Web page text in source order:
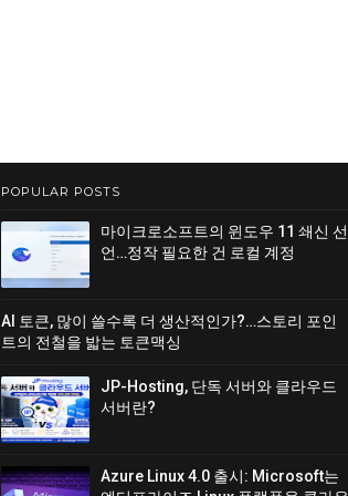
POPULAR POSTS
마이크로소프트의 윈도우 11 쇄신 선
언…정작 필요한 건 로컬 계정
AI 토큰, 많이 쓸수록 더 생산적인가?…스토리 포인
트의 전철을 밟는 토큰맥싱
JP-Hosting, 단독 서버와 클라우드
서버란?
Azure Linux 4.0 출시: Microsoft는